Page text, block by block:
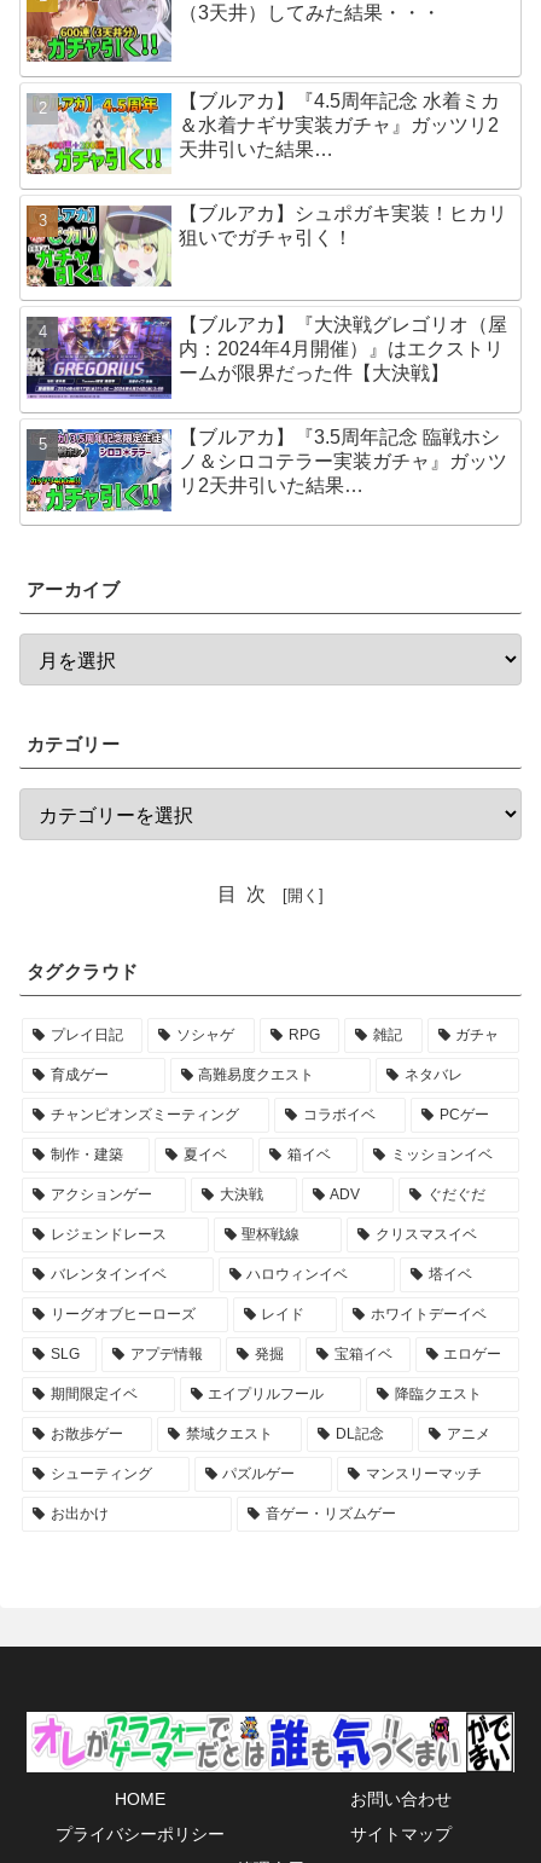
（3天井）してみた結果・・・
【ブルアカ】『4.5周年記念 水着ミカ
＆水着ナギサ実装ガチャ』ガッツリ2
天井引いた結果…
【ブルアカ】シュポガキ実装！ヒカリ
狙いでガチャ引く！
【ブルアカ】『大決戦グレゴリオ（屋
内：2024年4月開催）』はエクストリ
ームが限界だった件【大決戦】
【ブルアカ】『3.5周年記念 臨戦ホシ
ノ＆シロコテラー実装ガチャ』ガッツ
リ2天井引いた結果…
アーカイブ
カテゴリー
目次
タグクラウド
プレイ日記 ソシャゲ RPG 雑記 ガチャ
育成ゲー 高難易度クエスト ネタバレ
チャンピオンズミーティング コラボイベ PCゲー
制作・建築 夏イベ 箱イベ ミッションイベ
アクションゲー 大決戦 ADV ぐだぐだ
レジェンドレース 聖杯戦線 クリスマスイベ
バレンタインイベ ハロウィンイベ 塔イベ
リーグオブヒーローズ レイド ホワイトデーイベ
SLG アプデ情報 発掘 宝箱イベ エロゲー
期間限定イベ エイプリルフール 降臨クエスト
お散歩ゲー 禁域クエスト DL記念 アニメ
シューティング パズルゲー マンスリーマッチ
お出かけ 音ゲー・リズムゲー
HOME
お問い合わせ
プライバシーポリシー
サイトマップ